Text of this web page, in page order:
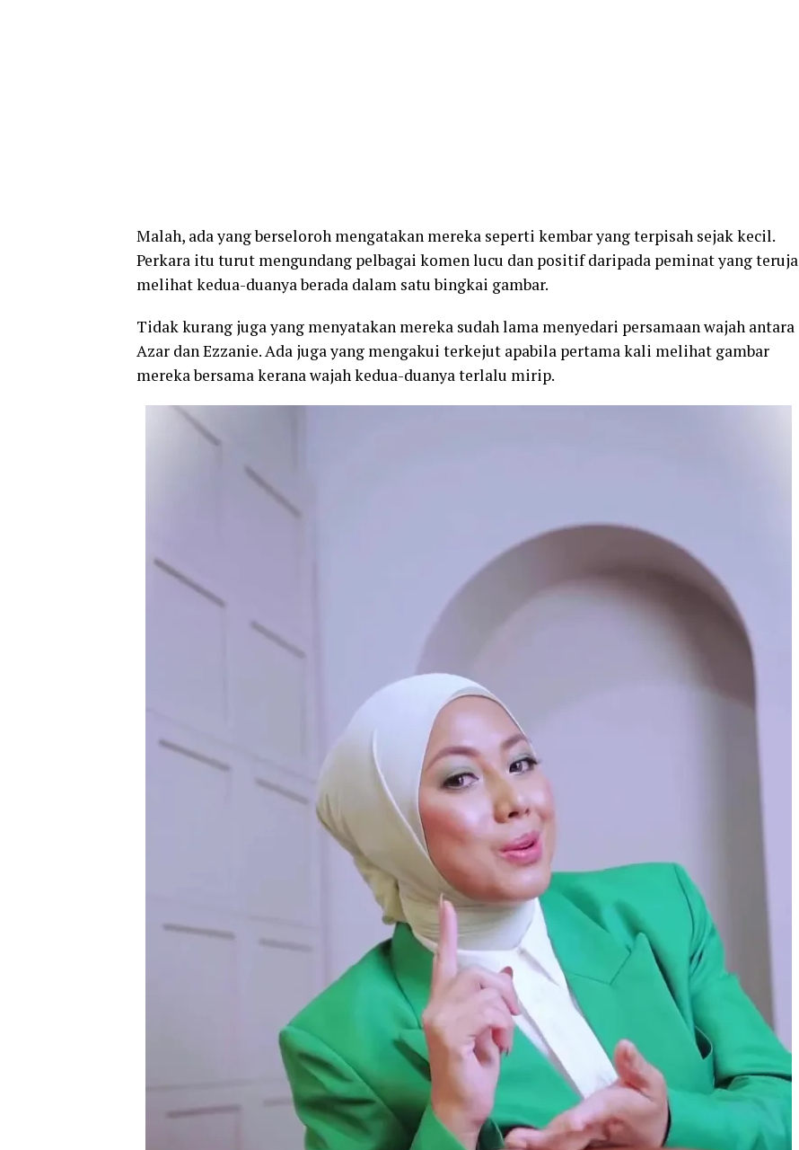
Malah, ada yang berseloroh mengatakan mereka seperti kembar yang terpisah sejak kecil.
Perkara itu turut mengundang pelbagai komen lucu dan positif daripada peminat yang teruja
melihat kedua-duanya berada dalam satu bingkai gambar.
Tidak kurang juga yang menyatakan mereka sudah lama menyedari persamaan wajah antara
Azar dan Ezzanie. Ada juga yang mengakui terkejut apabila pertama kali melihat gambar
mereka bersama kerana wajah kedua-duanya terlalu mirip.